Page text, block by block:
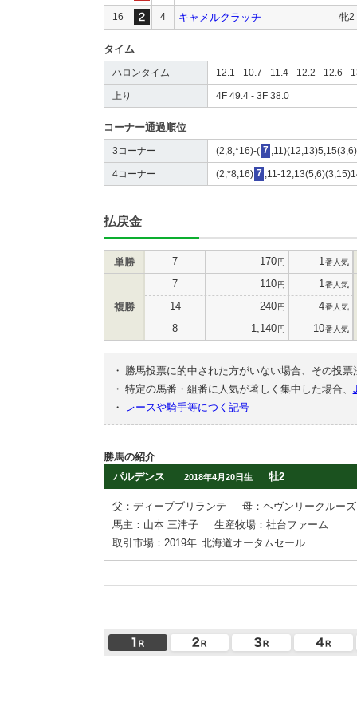
16 4 キャメルクラッチ 牝2
タイム
ハロンタイム 12.1 - 10.7 - 11.4 - 12.2 - 12.6 -
上り 4F 49.4 - 3F 38.0
コーナー通過順位
3コーナー (2,8,*16)-( 7
4コーナー (2,*8,16) 7 ,11-
払戻金
単勝 7 170円 1 番人気
複勝
7 110円 1 番人気
14 240円 4番人気
8 1,140円 10番人気
・
勝馬投票に的中された方がいない場合、その投
・ 特定の馬番・組番に人気が著しく集中した場合、
・
レースや騎手等につく記号
勝馬の紹介
パルデンス
2018年4月20日生 牡2
父：ディープブリランテ
母：ヘヴンリークルーズ
馬主：山本 三津子
生産牧場：社台ファーム
取引市場：2019年 北海道オータムセール